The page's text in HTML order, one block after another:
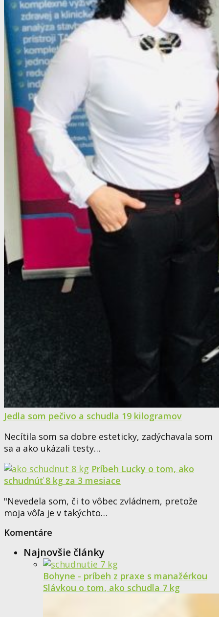
Jedla som pečivo a schudla 19 kilogramov
Necítila som sa dobre esteticky, zadýchavala som
sa a ako ukázali testy…
Príbeh Lucky o tom, ako
schudnúť 8 kg za 3 mesiace
"Nevedela som, či to vôbec zvládnem, pretože
moja vôľa je v takýchto…
Komentáre
Najnovšie články
Bohyne - príbeh z praxe s manažérkou
Slávkou o tom, ako schudla 7 kg